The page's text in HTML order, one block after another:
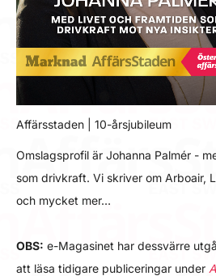
Affärsstaden | 10-årsjubileum
Omslagsprofil är Johanna Palmér -
som drivkraft. Vi skriver om Arboair,
och mycket mer…
OBS: e-Magasinet har dessvärre
att läsa tidigare publiceringar under